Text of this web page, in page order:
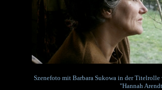
Szenefoto mit Barbara Sukowa in der
"Hannah